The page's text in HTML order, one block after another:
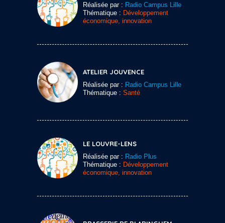
Réalisée par : Radio Campus Lille
Thématique : Développement
économique, innovation
ATELIER JOUVENCE
Réalisée par : Radio Campus Lille
Thématique : Santé
LE LOUVRE-LENS
Réalisée par : Radio Plus
Thématique : Développement
économique, innovation